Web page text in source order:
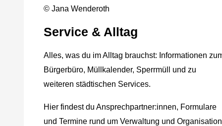
© Jana Wenderoth
Service & Alltag
Alles, was du im Alltag brauchst: Informationen
Bürgerbüro, Müllkalender, Sperrmüll und zu
weiteren städtischen Services.
Hier findest du Ansprechpartner:innen, Formulare
und Termine rund um Verwaltung und Organisation